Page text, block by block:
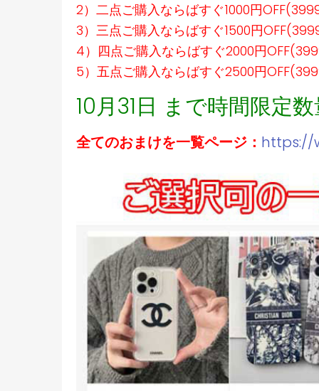
2）二点ご購入ならばすぐ1000円
3）三点ご購入ならばすぐ1500円
4）四点ご購入ならばすぐ2000円
5）五点ご購入ならばすぐ2500円
10月31日 まで時間限定
全てのおまけを一覧ページ： https://